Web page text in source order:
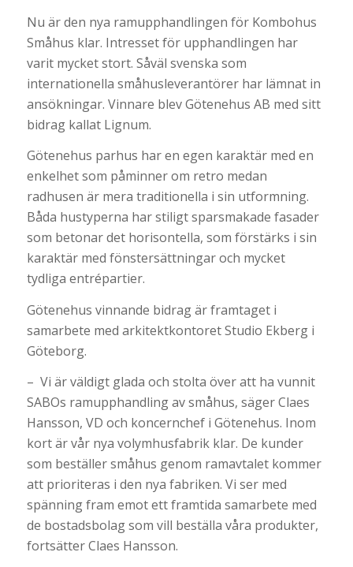
Nu är den nya ramupphandlingen för Kombohus
Småhus klar. Intresset för upphandlingen har
varit mycket stort. Såväl svenska som
internationella småhusleverantörer har lämnat in
ansökningar. Vinnare blev Götenehus AB med sitt
bidrag kallat Lignum.
Götenehus parhus har en egen karaktär med en
enkelhet som påminner om retro medan
radhusen är mera traditionella i sin utformning.
Båda hustyperna har stiligt sparsmakade fasader
som betonar det horisontella, som förstärks i sin
karaktär med fönstersättningar och mycket
tydliga entrépartier.
Götenehus vinnande bidrag är framtaget i
samarbete med arkitektkontoret Studio Ekberg i
Göteborg.
– Vi är väldigt glada och stolta över att ha vunnit
SABOs ramupphandling av småhus, säger Claes
Hansson, VD och koncernchef i Götenehus. Inom
kort är vår nya volymhusfabrik klar. De kunder
som beställer småhus genom ramavtalet kommer
att prioriteras i den nya fabriken. Vi ser med
spänning fram emot ett framtida samarbete med
de bostadsbolag som vill beställa våra produkter,
fortsätter Claes Hansson.